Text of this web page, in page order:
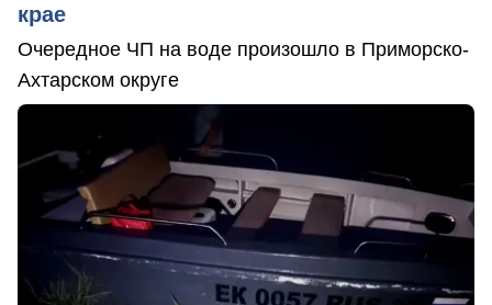
крае
Очередное ЧП на воде произошло в Приморско-
Ахтарском округе